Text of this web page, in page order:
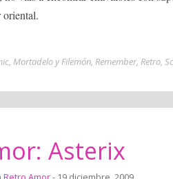
oriental.
, Mortadelo y Filemón, Remember, Retro,
Asterix